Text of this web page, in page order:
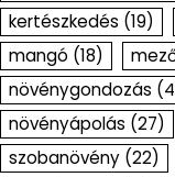
kertészkedés (19)
mangó (18)
növénygondozás
növényápolás (27)
szobanövény (22)